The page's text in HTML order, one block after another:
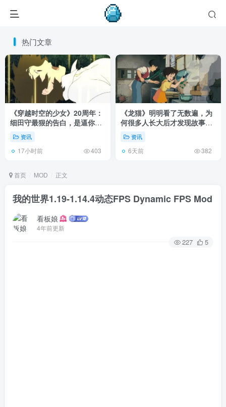
热门文章
《穿越时空的少女》20周年：
细田守最狠的告白，是逼你承
认有些夏天回不去了！
资讯
17小时前 403
《龙猫》明明看了无数遍，为
何很多人长大后才发现故事根
本不在 1988 年！
资讯
6天前 382
首页 MOD 正文
我的世界1.19-1.14.4动态FPS Dynamic FPS Mod
看板娘
4年前更新
227 5